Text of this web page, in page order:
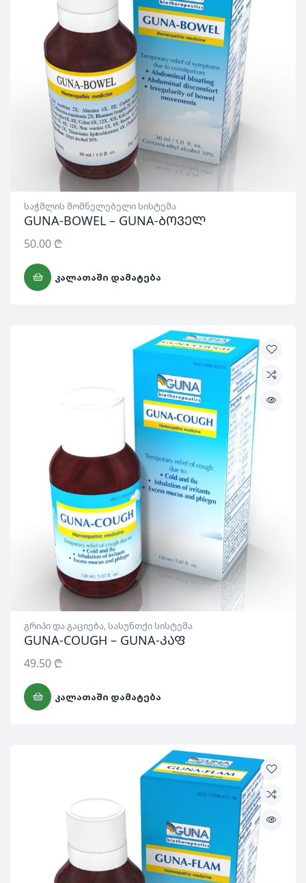
საჭმლის მომნელებელი სისტემა
GUNA-BOWEL – GUNA-ბოველ
50.00 ₾
ᲙᲐᲚᲐᲗᲐᲨᲘ ᲓᲐᲛᲐᲢᲔᲑᲐ
გრიპი და გაციება, სასუნთქი სისტემა
GUNA-COUGH – GUNA-კაფ
49.50 ₾
ᲙᲐᲚᲐᲗᲐᲨᲘ ᲓᲐᲛᲐᲢᲔᲑᲐ